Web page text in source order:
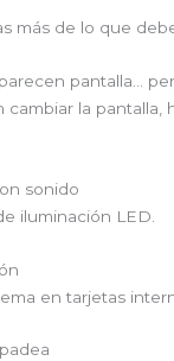
más de lo que
pantalla…
la pantalla,
sonido
iluminación LED.
en tarjetas